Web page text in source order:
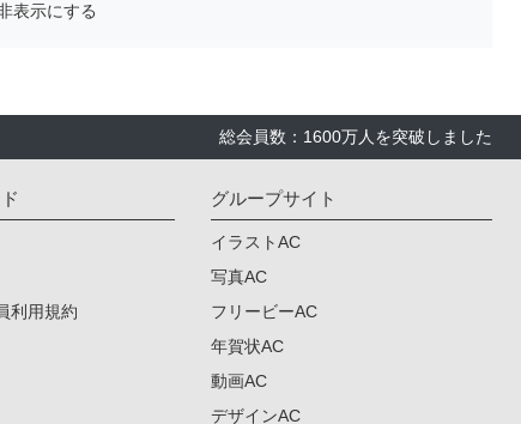
表示にする
総会員数：1600万人を突破しました
利用規約
グループサイト
イラストAC
写真AC
フリービーAC
年賀状AC
動画AC
デザインAC